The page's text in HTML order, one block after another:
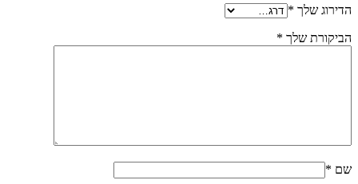
הדירוג שלך *
הביקורת שלך *
שם *